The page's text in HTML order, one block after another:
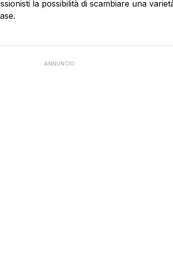
la possibilità di scambiare una
ANNUNCIO